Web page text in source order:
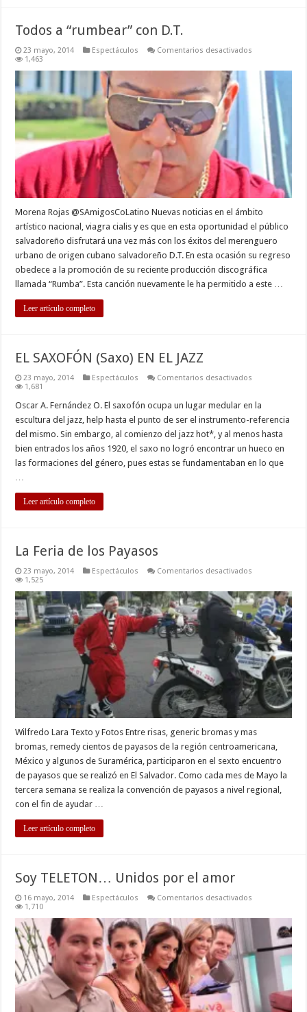
Todos a “rumbear” con D.T.
23 mayo, 2014 Espectáculos Comentarios desactivados
“rumbear”
1,463
Morena Rojas @SAmigosCoLatino Nuevas noticias en el ámbito
artístico nacional, viagra cialis y es que en esta oportunidad el público
salvadoreño disfrutará una vez más con los éxitos del merenguero
urbano de origen cubano salvadoreño D.T. En esta ocasión su regreso
obedece a la promoción de su reciente producción discográfica
llamada “Rumba”. Esta canción nuevamente le ha permitido a este …
Leer artículo completo
EL SAXOFÓN (Saxo) EN EL JAZZ
23 mayo, 2014 Espectáculos Comentarios desactivados
(Saxo)
EL
JAZZ
1,681
Oscar A. Fernández O. El saxofón ocupa un lugar medular en la
escultura del jazz, help hasta el punto de ser el instrumento-referencia
del mismo. Sin embargo, al comienzo del jazz hot*, y al menos hasta
bien entrados los años 1920, el saxo no logró encontrar un hueco en
las formaciones del género, pues estas se fundamentaban en lo que
Leer artículo completo
La Feria de los Payasos
23 mayo, 2014 Espectáculos Comentarios desactivados
de
los
Payasos
1,525
Wilfredo Lara Texto y Fotos Entre risas, generic bromas y mas
bromas, remedy cientos de payasos de la región centroamericana,
México y algunos de Suramérica, participaron en el sexto encuentro
de payasos que se realizó en El Salvador. Como cada mes de Mayo la
tercera semana se realiza la convención de payasos a nivel regional,
con el fin de ayudar …
Leer artículo completo
Soy TELETON… Unidos por el amor
16 mayo, 2014 Espectáculos Comentarios desactivados
Unidos
por
amor
1,710